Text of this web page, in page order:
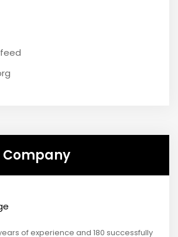
Company
of experience and 180 successfully